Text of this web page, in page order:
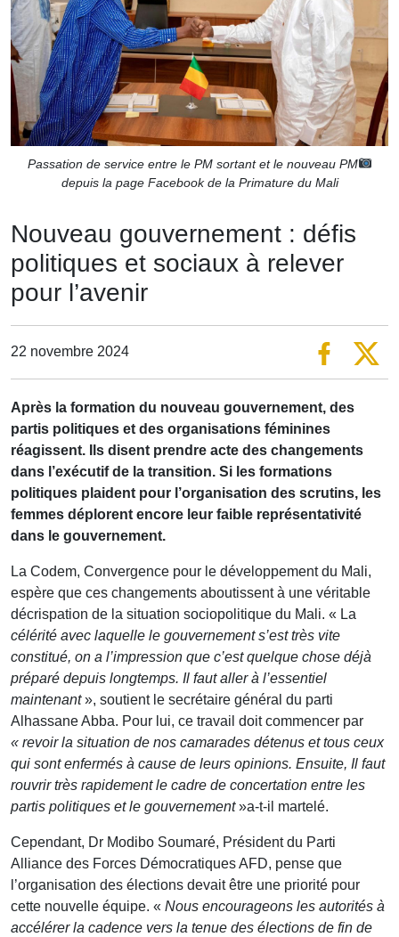
Passation de service entre le PM sortant et le nouveau PM
depuis la page Facebook de la Primature du Mali
Nouveau gouvernement : défis
politiques et sociaux à relever
pour l’avenir
22 novembre 2024
Après la formation du nouveau gouvernement, des
partis politiques et des organisations féminines
réagissent. Ils disent prendre acte des changements
dans l’exécutif de la transition. Si les formations
politiques plaident pour l’organisation des scrutins, les
femmes déplorent encore leur faible représentativité
dans le gouvernement.
La Codem, Convergence pour le développement du Mali,
espère que ces changements aboutissent à une véritable
décrispation de la situation sociopolitique du Mali. « La
célérité avec laquelle le gouvernement s’est très vite
constitué, on a l’impression que c’est quelque chose déjà
préparé depuis longtemps. Il faut aller à l’essentiel
maintenant», soutient le secrétaire général du parti
Alhassane Abba. Pour lui, ce travail doit commencer par
« revoir la situation de nos camarades détenus et tous ceux
qui sont enfermés à cause de leurs opinions. Ensuite, Il faut
rouvrir très rapidement le cadre de concertation entre les
partis politiques et le gouvernement»a-t-il martelé.
Cependant, Dr Modibo Soumaré, Président du Parti
Alliance des Forces Démocratiques AFD, pense que
l’organisation des élections devait être une priorité pour
cette nouvelle équipe. « Nous encourageons les autorités à
accélérer la cadence vers la tenue des élections de fin de